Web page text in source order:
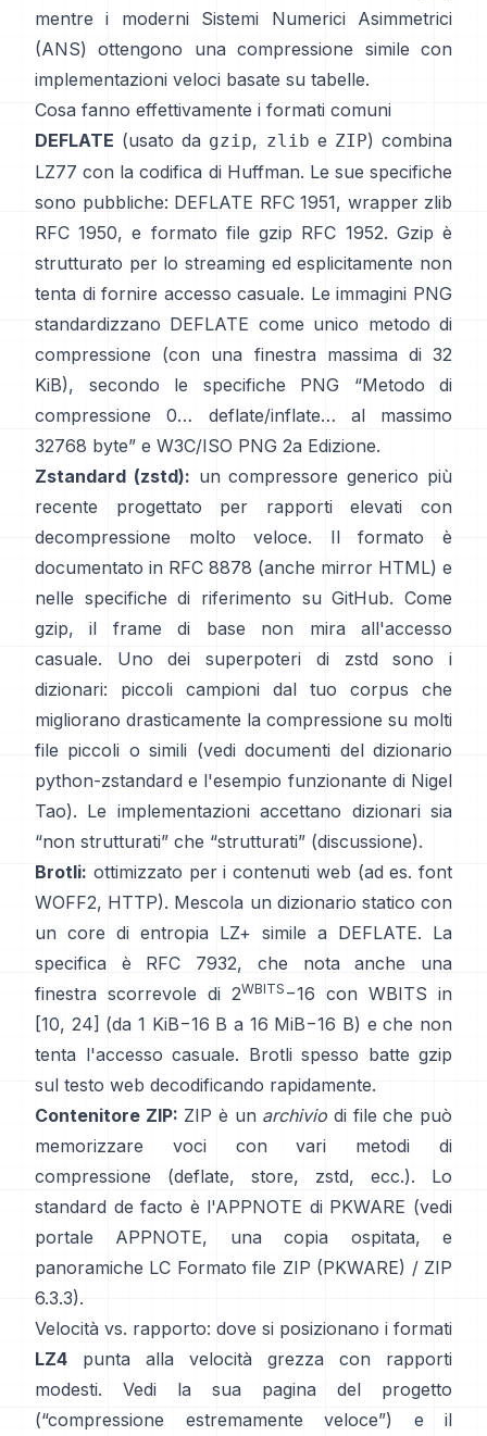
mentre i moderni
Sistemi Numerici Asimmetrici
(ANS)
ottengono una compressione simile con
implementazioni veloci basate su tabelle.
Cosa fanno effettivamente i formati comuni
DEFLATE (usato da gzip, zlib e ZIP) combina
LZ77 con la codifica di Huffman. Le sue specifiche
sono pubbliche: DEFLATE RFC 1951, wrapper zlib
RFC 1950, e formato file gzip RFC 1952. Gzip è
strutturato per lo streaming ed esplicitamente non
tenta di fornire accesso casuale. Le immagini PNG
standardizzano DEFLATE come unico metodo di
compressione (con una finestra massima di 32
KiB), secondo le specifiche PNG
“Metodo di
compressione 0… deflate/inflate… al massimo
32768 byte” e W3C/ISO PNG 2a Edizione.
Zstandard (zstd): un compressore generico più
recente progettato per rapporti elevati con
decompressione molto veloce. Il formato è
documentato in RFC 8878 (anche mirror HTML) e
nelle specifiche di riferimento su GitHub. Come
gzip, il frame di base
non mira all'accesso
casuale. Uno dei superpoteri di zstd sono i
dizionari: piccoli campioni dal tuo corpus che
migliorano drasticamente la compressione su molti
file piccoli o simili (vedi documenti del dizionario
python-zstandard e l'esempio funzionante di Nigel
Tao). Le implementazioni accettano dizionari sia
“non strutturati” che “strutturati” (discussione).
Brotli: ottimizzato per i contenuti web (ad es. font
WOFF2, HTTP). Mescola un dizionario statico con
un core di entropia LZ+ simile a DEFLATE. La
specifica è
RFC 7932, che nota anche una
finestra scorrevole di 2WBITS −16 con WBITS in
[10, 24] (da 1 KiB−16 B a 16 MiB−16 B) e che non
tenta l'accesso casuale. Brotli spesso batte gzip
sul testo web decodificando rapidamente.
Contenitore ZIP: ZIP è un archivio di file che può
memorizzare voci con vari metodi di
compressione (deflate, store, zstd, ecc.). Lo
standard de facto è l'APPNOTE di PKWARE (vedi
portale APPNOTE, una copia ospitata, e
panoramiche LC Formato file ZIP (PKWARE) / ZIP
6.3.3).
Velocità vs. rapporto: dove si posizionano i formati
LZ4 punta alla velocità grezza con rapporti
modesti. Vedi la sua
pagina del progetto
(“compressione estremamente veloce”) e il